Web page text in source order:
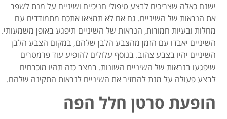
ישנם כאלה שצריכים לבצע טיפולי חניכיים ושיניים על מנת לשפר
את הנראות של השיניים. גם אם לא תמצאו אתכם מתמודדים עם
מחלות ובעיות חמורות, הנראות של השיניים תיפגע באופן משמעותי.
השיניים יאבדו עם הזמן מהצבע הלבן שלהם, במקום הצבע הלבן
השיניים יהיו בצבע צהוב. בנוסף עלולים להופיע עוד פרמטרים
שיפגעו בנראות של השיניים השונות. במצב כזה תהיו מוכרחים
לבצע פעולה על מנת להחזיר את השיניים לנראות התקינה שלהם.
הופעת סרטן חלל הפה